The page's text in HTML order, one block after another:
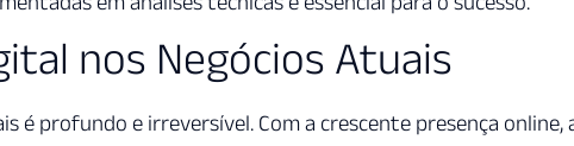
nos Negócios Atuais
é profundo e irreversível. Com a crescente presença online,